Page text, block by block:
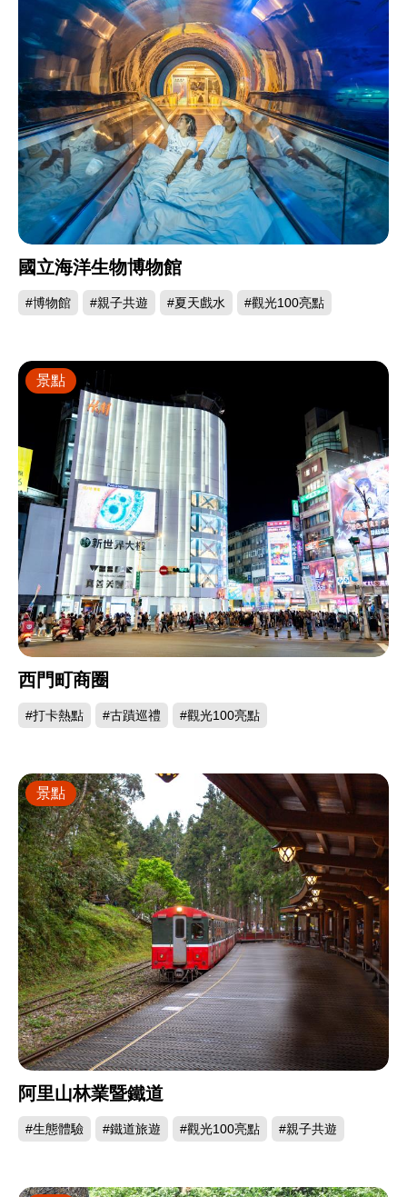
國立海洋生物博物館
#博物館 #親子共遊 #夏天戲水 #觀光100亮點
西門町商圈
#打卡熱點 #古蹟巡禮 #觀光100亮點
景點
阿里山林業暨鐵道
#生態體驗 #鐵道旅遊 #觀光100亮點 #親子共遊
景點